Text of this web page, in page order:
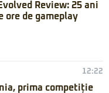
Review: 25 ani
ore de gameplay
12:22
prima competiție